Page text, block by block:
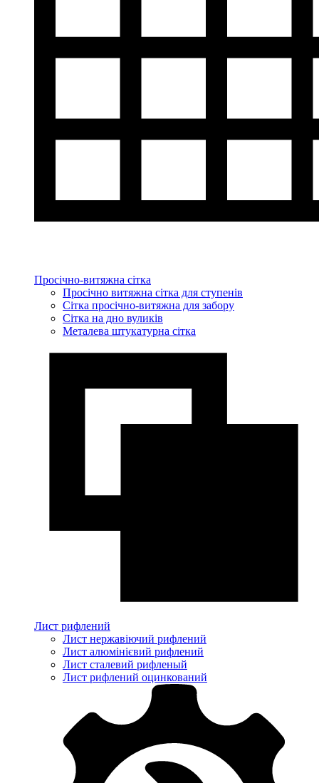
Просічно-витяжна сітка
Просічно витяжна сітка для ступенів
Сітка просічно-витяжна для забору
Сітка на дно вуликів
Металева штукатурна сітка
Лист рифлений
Лист нержавіючий рифлений
Лист алюмінієвий рифлений
Лист сталевий рифленый
Лист рифлений оцинкований